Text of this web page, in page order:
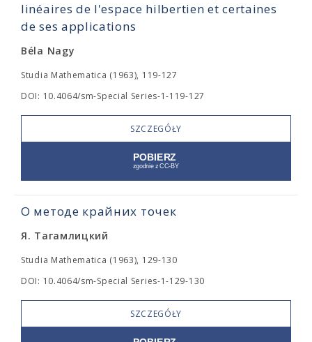
linéaires de l'espace hilbertien et certaines
de ses applications
Béla Nagy
Studia Mathematica (1963), 119-127
DOI: 10.4064/sm-Special Series-1-119-127
SZCZEGÓŁY
О методе крайних точек
Я. Тагамлицкий
Studia Mathematica (1963), 129-130
DOI: 10.4064/sm-Special Series-1-129-130
SZCZEGÓŁY